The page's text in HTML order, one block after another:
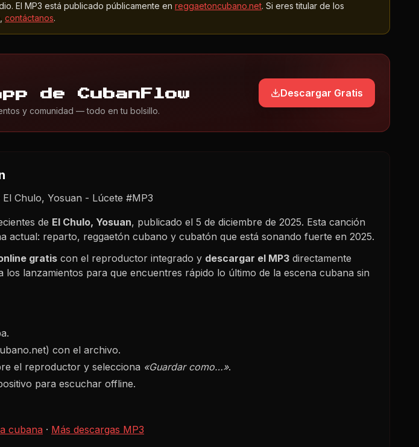
El MP3 está publicado públicamente en reggaetoncubano.net. Si eres titular de los
contáctanos.
de CubanFlow
y comunidad — todo en tu bolsillo.
Descargar Gratis
Chulo, Yosuan - Lúcete #MP3
de El Chulo, Yosuan, publicado el 5 de diciembre de 2025. Esta canción
actual: reparto, reggaetón cubano y cubatón que está sonando fuerte en 2025.
gratis con el reproductor integrado y descargar el MP3 directamente
los lanzamientos para que encuentres rápido lo último de la escena cubana sin
con el archivo.
el reproductor y selecciona «Guardar como…».
para escuchar offline.
cubana · Más descargas MP3